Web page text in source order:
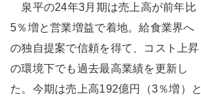
泉平の24年3月期は売上高が前年比
5％増と営業増益で着地。給食業界へ
の独自提案で信頼を得て、コスト上昇
の環境下でも過去最高業績を更新し
た。今期は売上高192億円（3％増）と